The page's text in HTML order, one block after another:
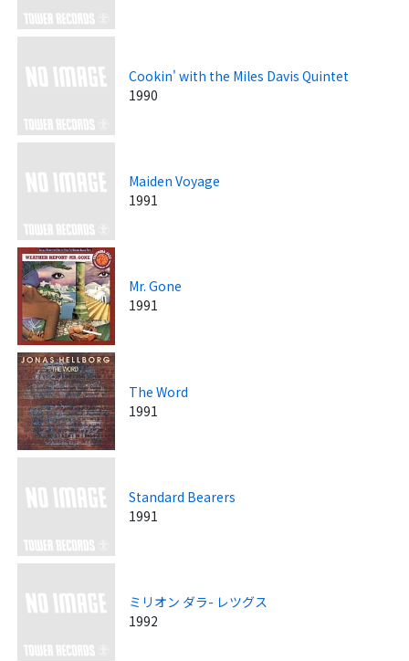
Cookin' with the Miles Davis Quintet
1990
Maiden Voyage
1991
Mr. Gone
1991
The Word
1991
Standard Bearers
1991
ミリオン ダラ- レツグス
1992